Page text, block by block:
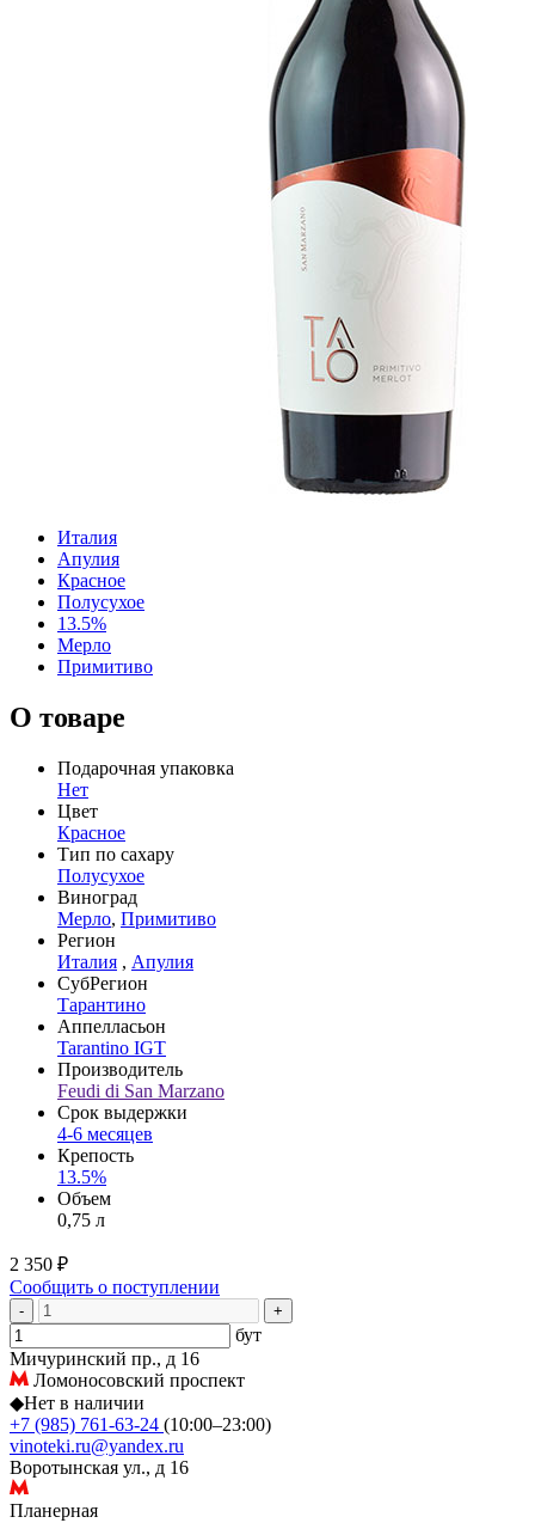
Италия
Апулия
Красное
Полусухое
13.5%
Мерло
Примитиво
О товаре
Подарочная упаковка
Нет
Цвет
Красное
Тип по сахару
Полусухое
Виноград
Мерло, Примитиво
Регион
Италия , Апулия
СубРегион
Тарантино
Аппелласьон
Tarantino IGT
Производитель
Feudi di San Marzano
Срок выдержки
4-6 месяцев
Крепость
13.5%
Объем
0,75 л
2 350 ₽
Сообщить о поступлении
- +
бут
Мичуринский пр., д 16
Ломоносовский проспект
◆Нет в наличии
+7 (985) 761-63-24 (10:00–23:00)
vinoteki.ru@yandex.ru
Воротынская ул., д 16
Планерная